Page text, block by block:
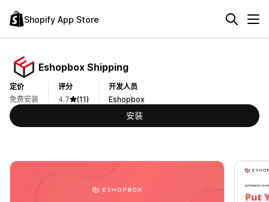
Shopify App Store
Eshopbox Shipping
定价
免费安装
评分
4.7
(11)
开发人员
Eshopbox
安装